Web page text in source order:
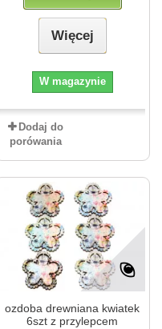
Więcej
W magazynie
Dodaj do
porówania
ozdoba drewniana kwiatek
6szt z przylepcem